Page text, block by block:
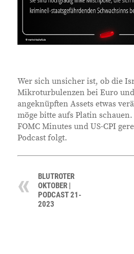
Wer sich unsicher ist, ob die
Mikroturbulenzen bei Euro
angeknüpften Assets etwas
möge bitte aufs Platin
FOMC Minutes und US-CPI
Podcast folgt.
BLUTROTER
OKTOBER |
PODCAST 21-
2023